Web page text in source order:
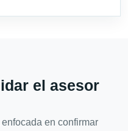
el asesor
en confirmar